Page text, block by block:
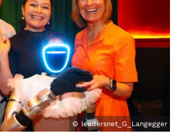
© leadersnet_G_Langegger